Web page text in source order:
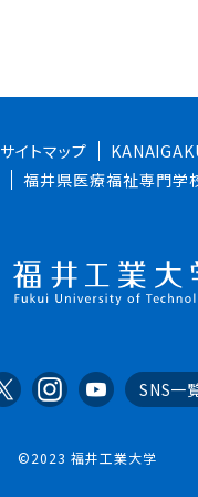
サイトマップ
福井県医療福祉専門学
SNS一
©2023 福井工業大学